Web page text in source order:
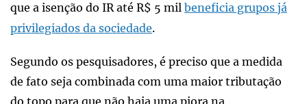
que a isenção do IR até R$ 5 mil beneficia grupos já
privilegiados da sociedade.
Segundo os pesquisadores, é preciso que a medida
de fato seja combinada com uma maior tributação